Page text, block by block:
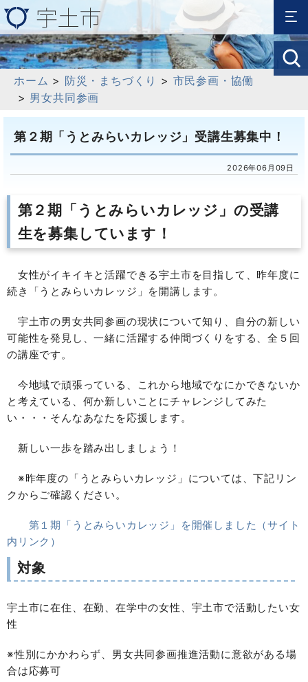
ホーム > 防災・まちづくり > 市民参画・協働
> 男女共同参画
第２期「うとみらいカレッジ」受講生募集中！
2026年06月09日
第２期「うとみらいカレッジ」の受講
生を募集しています！
女性がイキイキと活躍できる宇土市を目指して、昨年度に
続き「うとみらいカレッジ」を開講します。
宇土市の男女共同参画の現状について知り、自分の新しい
可能性を発見し、一緒に活躍する仲間づくりをする、全５回
の講座です。
今地域で頑張っている、これから地域でなにかできないか
と考えている、何か新しいことにチャレンジしてみた
い・・・そんなあなたを応援します。
新しい一歩を踏み出しましょう！
※昨年度の「うとみらいカレッジ」については、下記リン
クからご確認ください。
第１期「うとみらいカレッジ」を開催しました（サイト
内リンク）
対象
宇土市に在住、在勤、在学中の女性、宇土市で活動したい女
性
※性別にかかわらず、男女共同参画推進活動に意欲がある場
合は応募可